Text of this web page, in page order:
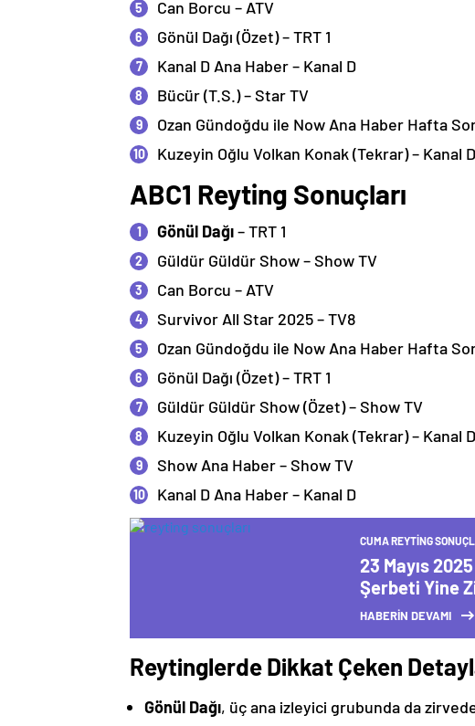
Can Borcu – ATV
Gönül Dağı (Özet) – TRT 1
Kanal D Ana Haber – Kanal D
Bücür (T.S.) – Star TV
Ozan Gündoğdu ile Now Ana Haber Hafta
Kuzeyin Oğlu Volkan Konak (Tekrar) – Kanal D
ABC1 Reyting Sonuçları
Gönül Dağı– TRT 1
Güldür Güldür Show – Show TV
Can Borcu – ATV
Survivor All Star 2025 – TV8
Ozan Gündoğdu ile Now Ana Haber Hafta
Gönül Dağı (Özet) – TRT 1
Güldür Güldür Show (Özet) – Show TV
Kuzeyin Oğlu Volkan Konak (Tekrar) – Kanal D
Show Ana Haber – Show TV
Kanal D Ana Haber – Kanal D
CUMA REYTING
23 Mayıs
Şerbeti Yine
HABERİN DEVAMI
Reytinglerde Dikkat Çeken
Gönül Dağı, üç ana izleyici grubunda da zirvede